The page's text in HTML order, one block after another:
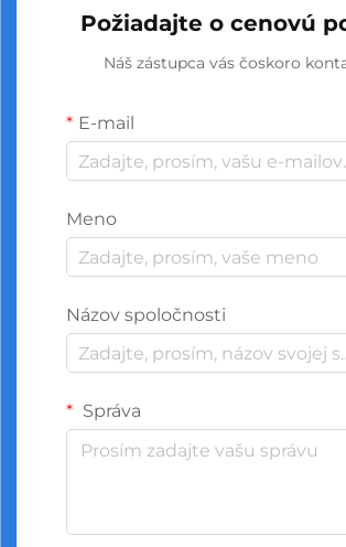
Požiadajte o cenovú
Náš zástupca vás čoskoro
E-mail
Meno
Názov spoločnosti
Správa